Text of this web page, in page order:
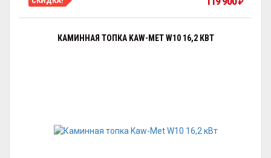
КАМИННАЯ ТОПКА KAW-MET W10 16,2 КВТ